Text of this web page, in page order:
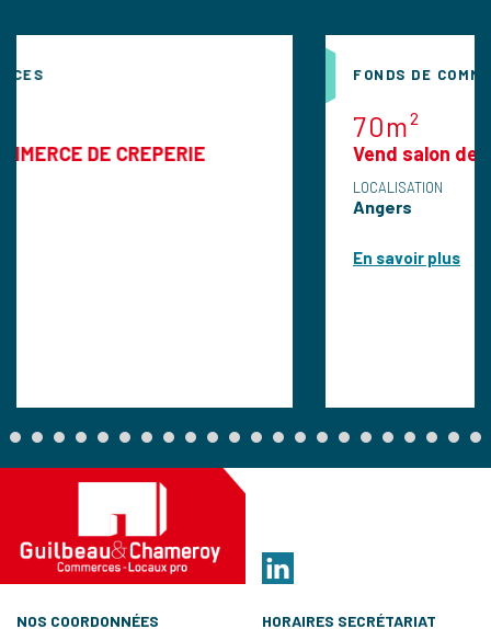
FONDS DE COMMERCES
Vend salon de coiffure mixte
NOS COORDONNÉES HORAIRES SECRÉTARIAT